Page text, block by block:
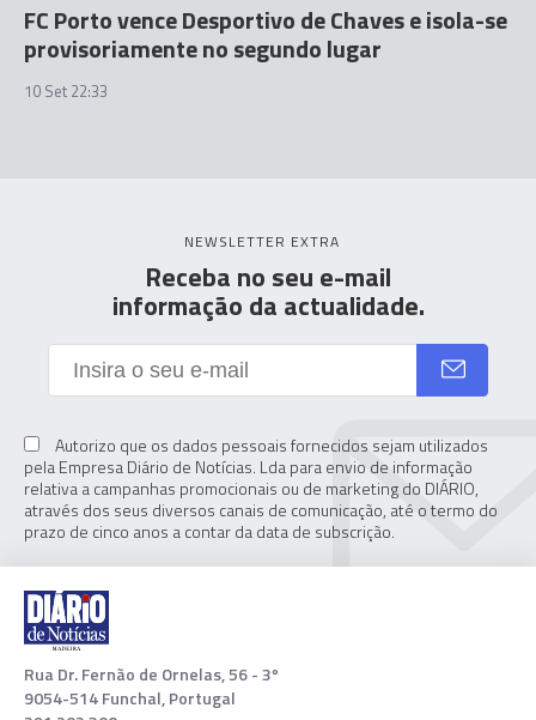
FC Porto vence Desportivo de Chaves e isola-se
provisoriamente no segundo lugar
10 Set 22:33
NEWSLETTER EXTRA
Receba no seu e-mail
informação da actualidade.
Autorizo que os dados pessoais fornecidos sejam utilizados
pela Empresa Diário de Notícias. Lda para envio de informação
relativa a campanhas promocionais ou de marketing do DIÁRIO,
através dos seus diversos canais de comunicação, até o termo do
prazo de cinco anos a contar da data de subscrição.
Rua Dr. Fernão de Ornelas, 56 - 3º
9054-514 Funchal, Portugal